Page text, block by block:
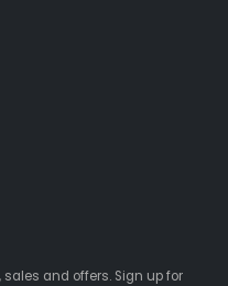
and offers. Sign up for